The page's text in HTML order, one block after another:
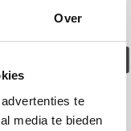
Over
te
media te bieden